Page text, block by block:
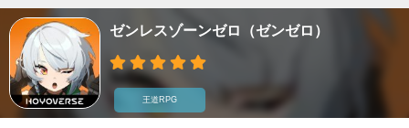
ゼンレスゾーンゼロ（ゼンゼロ）
王道RPG